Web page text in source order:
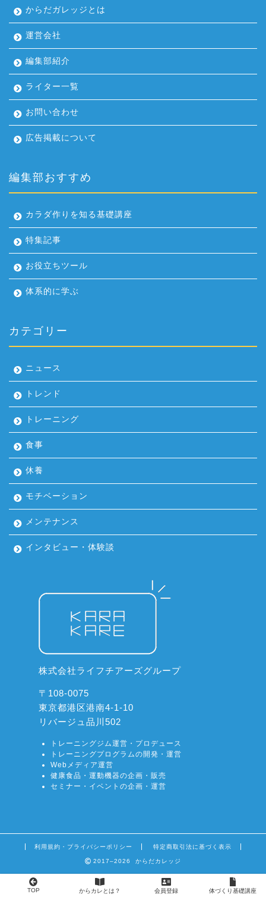
からだガレッジとは
運営会社
編集部紹介
ライター一覧
お問い合わせ
広告掲載について
編集部おすすめ
カラダ作りを知る基礎講座
特集記事
お役立ちツール
体系的に学ぶ
カテゴリー
ニュース
トレンド
トレーニング
食事
休養
モチベーション
メンテナンス
インタビュー・体験談
株式会社ライフチアーズグループ
〒108-0075
東京都港区港南4-1-10
リバージュ品川502
トレーニングジム運営・プロデュース
トレーニングプログラムの開発・運営
Webメディア運営
健康食品・運動機器の企画・販売
セミナー・イベントの企画・運営
利用規約・プライバシーポリシー 特定商取引法に基づく表示
2017–2026 からだカレッジ
TOP からカレとは？ 会員登録 体づくり基礎講座